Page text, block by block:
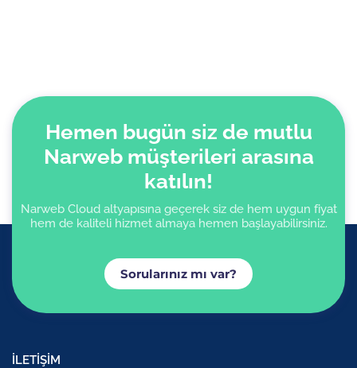
Hemen bugün siz de mutlu
Narweb müşterileri arasına
katılın!
Narweb Cloud altyapısına geçerek siz de hem uygun fiyat
hem de kaliteli hizmet almaya hemen başlayabilirsiniz.
Sorularınız mı var?
İLETİŞİM